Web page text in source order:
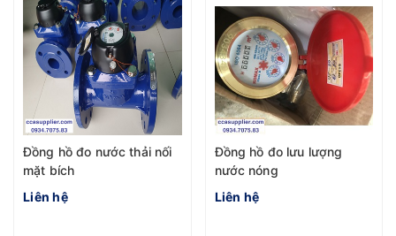
Đồng hồ đo nước thải nối
mặt bích
Liên hệ
Đồng hồ đo lưu lượng
nước nóng
Liên hệ